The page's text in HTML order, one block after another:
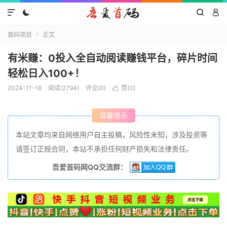
  

首码项目  正文
有米赚：0投入全自动阅读赚钱平台，碎片时间
轻松日入100+！
2024-11-18 阅读(2794) 评论(0)  赞(0)
温馨提示
本站文章均来自网络用户自主投稿，风险性未知，涉及投资等
请签订正规合同，本站不承担任何财产损失和法律责任。
吾爱首码网QQ交流群：